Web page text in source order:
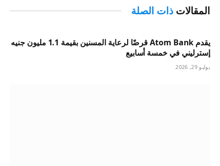
المقالات ذات الصلة
يقدم Atom Bank قرضًا لرعاية المسنين بقيمة 1.1 مليون جنيه
إسترليني في خمسة أسابيع
يوليو 29, 2026